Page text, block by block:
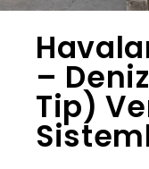
–
Tip)